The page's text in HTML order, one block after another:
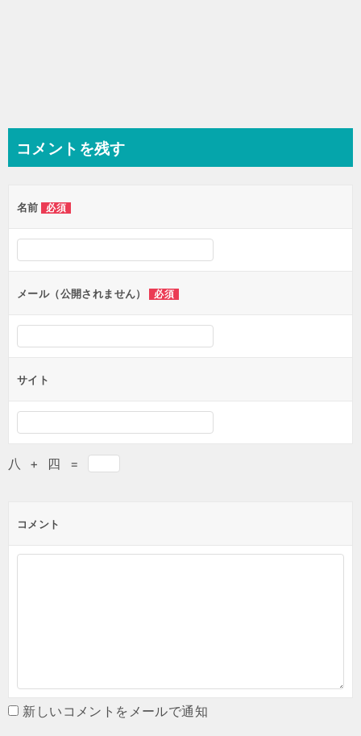
コメントを残す
名前 必須
メール（公開されません） 必須
サイト
八 + 四 =
コメント
新しいコメントをメールで通知